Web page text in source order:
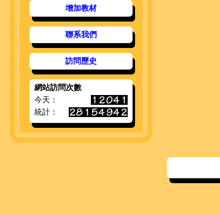
增加教材
聯系我們
訪問歷史
網站訪問次數
今天：
統計：